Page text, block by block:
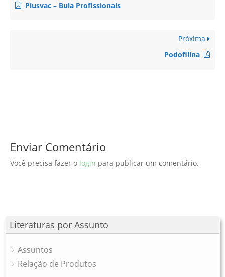
Literaturas por Assunto
Assuntos
Relação de Produtos
Plusvac – Bula Profissionais
Próxima
Podofilina
Enviar Comentário
Você precisa fazer o login para publicar um comentário.